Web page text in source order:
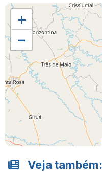
+
−
Veja também: